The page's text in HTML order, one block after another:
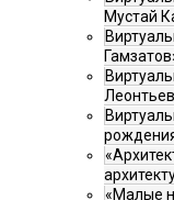
Мустай
«Малые